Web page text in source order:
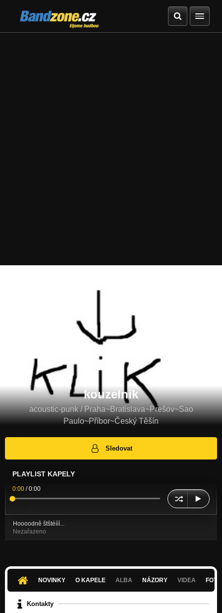
Bandzone.cz
žijeme hudbou
kouzelnik
acoustic-punk / Praha~Bratislava~Prešov~Sao
Paulo~Příbor~Český Těšín
Sledovat
PLAYLIST KAPELY
0:00 /0:00
Hoooodně štštéííí...
Nezařazeno
NOVINKY O KAPELE ALBA NÁZORY VIDEA
Kontakty